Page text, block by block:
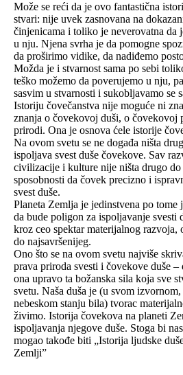
Može se reći da je ovo fantastična
stvari: nije uvek zasnovana na
činjenicama i toliko je neverovatna da
u nju. Njena svrha je da pomogne
da proširimo vidike, da nadiđemo
Možda je i stvarnost sama po sebi
teško možemo da poverujemo u nju,
sasvim u stvarnosti i sukobljavamo se
Istoriju čovečanstva nije moguće ni
znanja o čovekovoj duši, o čovekovoj
prirodi. Ona je osnova ćele istorije
Na ovom svetu se ne događa ništa
ispoljava svest duše čovekove. Sav
civilizacije i kulture nije ništa drugo do
sposobnosti da čovek precizno i
svest duše.
Planeta Zemlja je jedinstvena po tome
da bude poligon za ispoljavanje svesti
kroz ceo spektar materijalnog
do najsavršenijeg.
Ono što se na ovom svetu najviše
prava priroda svesti i čovekove duše –
ona upravo ta božanska sila koja sve
svetu. Naša duša je (u svom izvornom,
nebeskom stanju bila) tvorac
živimo. Istorija čovekova na planeti
ispoljavanja njegove duše. Stoga bi
mogao takođe biti „Istorija ljudske
Zemlji”